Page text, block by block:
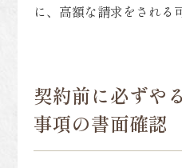
に、高額な請求をされる
契約前に必ずや
事項の書面確認